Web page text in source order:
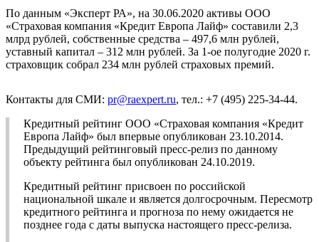
По данным «Эксперт РА», на 30.06.2020 активы ООО
«Страховая компания «Кредит Европа Лайф» составили 2,3
млрд рублей, собственные средства – 497,6 млн рублей,
уставный капитал – 312 млн рублей. За 1-ое полугодие 2020 г.
страховщик собрал 234 млн рублей страховых премий.
Контакты для СМИ: pr@raexpert.ru, тел.: +7 (495) 225-34-44.
Кредитный рейтинг ООО «Страховая компания «Кредит
Европа Лайф» был впервые опубликован 23.10.2014.
Предыдущий рейтинговый пресс-релиз по данному
объекту рейтинга был опубликован 24.10.2019.
Кредитный рейтинг присвоен по российской
национальной шкале и является долгосрочным. Пересмотр
кредитного рейтинга и прогноза по нему ожидается не
позднее года с даты выпуска настоящего пресс-релиза.